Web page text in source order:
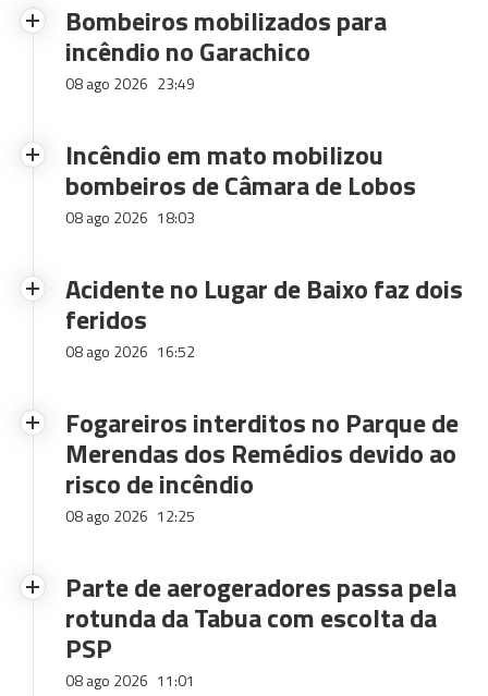
Bombeiros mobilizados para
incêndio no Garachico
08 ago 2026 23:49
Incêndio em mato mobilizou
bombeiros de Câmara de Lobos
08 ago 2026 18:03
Acidente no Lugar de Baixo faz dois
feridos
08 ago 2026 16:52
Fogareiros interditos no Parque de
Merendas dos Remédios devido ao
risco de incêndio
08 ago 2026 12:25
Parte de aerogeradores passa pela
rotunda da Tabua com escolta da
PSP
08 ago 2026 11:01